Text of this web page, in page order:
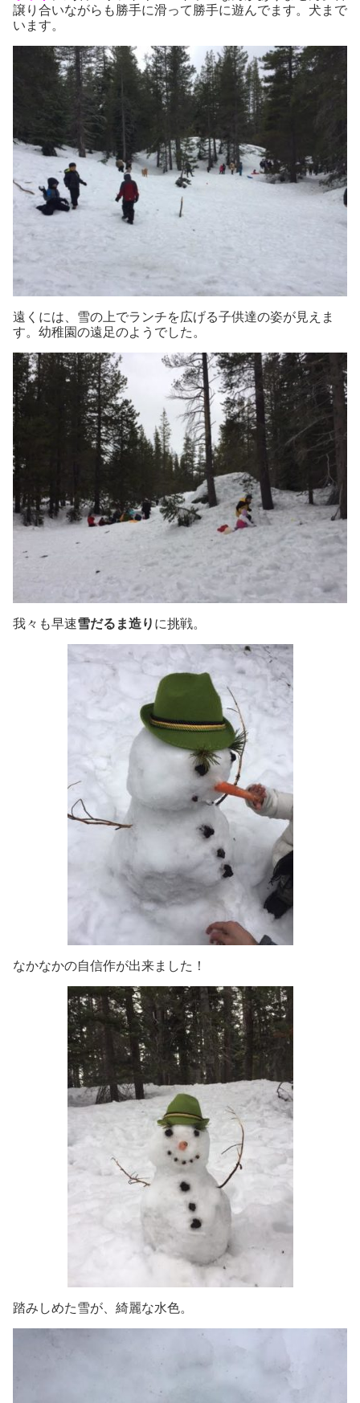
譲り合いながらも勝手に滑って勝手に遊んでます。犬まで
います。
遠くには、雪の上でランチを広げる子供達の姿が見えま
す。幼稚園の遠足のようでした。
我々も早速雪だるま造り に挑戦。
なかなかの自信作が出来ました！
踏みしめた雪が、綺麗な水色。